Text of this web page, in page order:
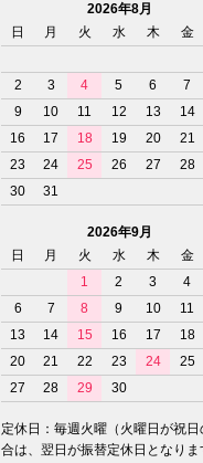
2026年8月
日
月 火 水 木 金
2 3 4 5 6
7
9
10 11 12 13
14
16
17 18 19 20
21
23
24 25 26 27
28
30
31
2026年9月
日
月 火 水 木
金
1
2 3
4
6
7 8 9 10
11
13
14 15 16 17
18
20
21 22 23 24
25
27
28 29 30
定休日：毎週火曜（火曜日が祝日
合は、翌日が振替定休日となりま